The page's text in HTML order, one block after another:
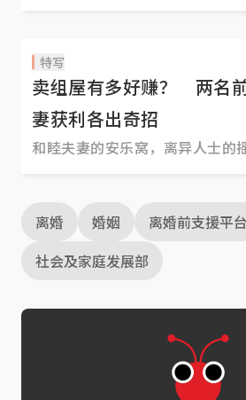
特写
卖组屋有多好赚？ 两名
妻获利各出奇招
和睦夫妻的安乐窝，离异人士的
离婚 婚姻
离婚前支援平台
社会及家庭发展部